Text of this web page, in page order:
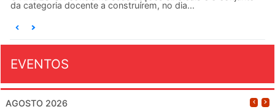
da categoria docente a construírem, no dia...
EVENTOS
AGOSTO 2026